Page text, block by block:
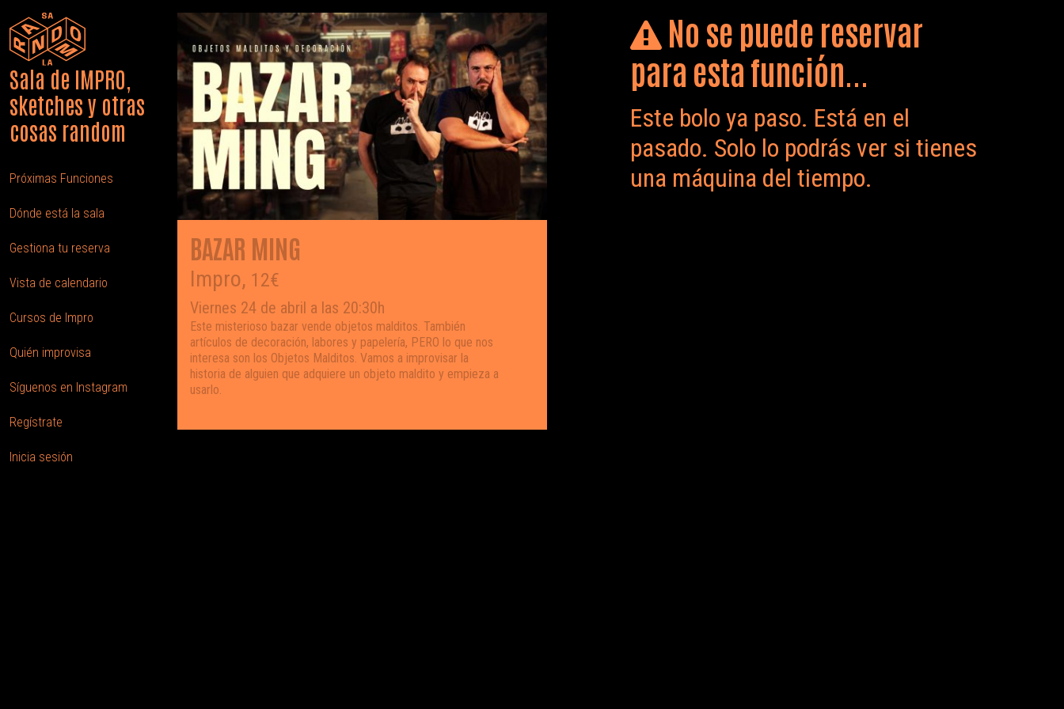
Sala de IMPRO,
sketches y otras
cosas random
Próximas Funciones
Dónde está la sala
Gestiona tu reserva
Vista de calendario
Cursos de Impro
Quién improvisa
Síguenos en Instagram
Regístrate
Inicia sesión
BAZAR MING
Impro, 12€
Viernes 24 de abril a las 20:30h
Este misterioso bazar vende objetos malditos. También
artículos de decoración, labores y papelería, PERO lo que nos
interesa son los Objetos Malditos. Vamos a improvisar la
historia de alguien que adquiere un objeto maldito y empieza a
usarlo.
No se puede reservar
para esta función...
Este bolo ya paso. Está en el
pasado. Solo lo podrás ver si tienes
una máquina del tiempo.